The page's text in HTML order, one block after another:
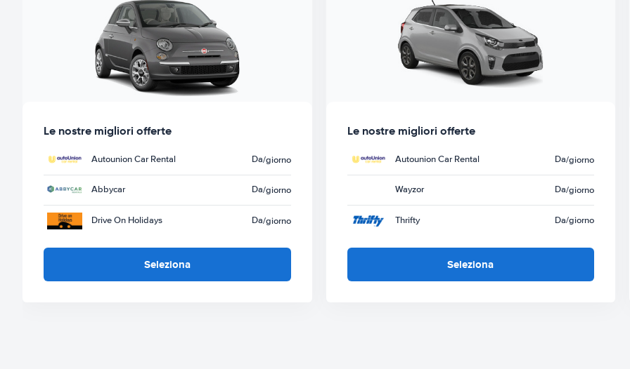
Le nostre migliori offerte
Autounion Car Rental Da/giorno
Abbycar Da/giorno
Drive On Holidays Da/giorno
Seleziona
Le nostre migliori offerte
Autounion Car Rental Da/giorno
Wayzor Da/giorno
Thrifty Da/giorno
Seleziona